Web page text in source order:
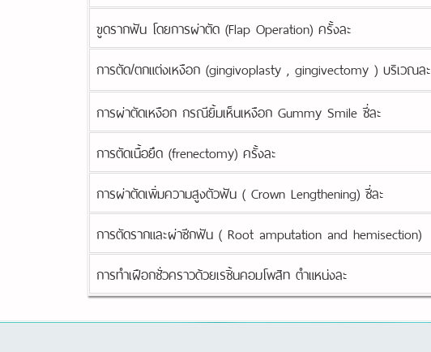
ขูดรากฟัน โดยการผ่าตัด (Flap Operation) ครั้งละ
การตัด/ตกแต่งเหงือก (gingivoplasty , gingivectomy ) บริเวณละ
การผ่าตัดเหงือก กรณียิ้มเห็นเหงือก Gummy Smile ซี่ละ
การตัดเนื้อยึด (frenectomy) ครั้งละ
การผ่าตัดเพิ่มความสูงตัวฟัน ( Crown Lengthening) ซี่ละ
การตัดรากและผ่าซีกฟัน ( Root amputation and hemisection)
การทําเฝือกชั่วคราวด้วยเรซิ้นคอมโพสิท ตําแหน่งละ